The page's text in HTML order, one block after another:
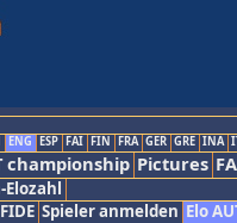
ENG ESP FAI FIN FRA GER GRE INA
championship Pictures
FIDE Spieler anmelden Elo